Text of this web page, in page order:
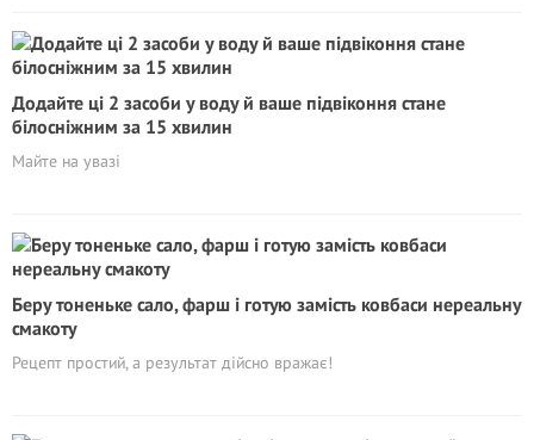
Додайте ці 2 засоби у воду й ваше підвіконня стане
білосніжним за 15 хвилин
Майте на увазі
Беру тоненьке сало, фарш і готую замість ковбаси нереальну
смакоту
Рецепт простий, а результат дійсно вражає!